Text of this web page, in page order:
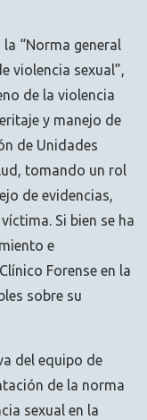
la “Norma general
violencia sexual”,
de la violencia
y manejo de
de Unidades
tomando un rol
de evidencias,
Si bien se ha
e
Forense en la
sobre su
del equipo de
de la norma
sexual en la